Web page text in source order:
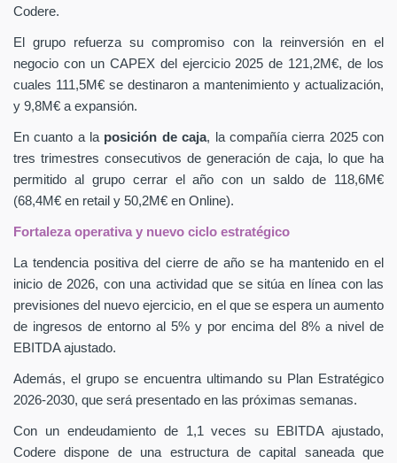
Codere.
El grupo refuerza su compromiso con la reinversión en el
negocio con un CAPEX del ejercicio 2025 de 121,2M€, de los
cuales 111,5M€ se destinaron a mantenimiento y actualización,
y 9,8M€ a expansión.
En cuanto a la posición de caja, la compañía cierra 2025 con
tres trimestres consecutivos de generación de caja, lo que ha
permitido al grupo cerrar el año con un saldo de 118,6M€
(68,4M€ en retail y 50,2M€ en Online).
Fortaleza operativa y nuevo ciclo estratégico
La tendencia positiva del cierre de año se ha mantenido en el
inicio de 2026, con una actividad que se sitúa en línea con las
previsiones del nuevo ejercicio, en el que se espera un aumento
de ingresos de entorno al 5% y por encima del 8% a nivel de
EBITDA ajustado.
Además, el grupo se encuentra ultimando su Plan Estratégico
2026-2030, que será presentado en las próximas semanas.
Con un endeudamiento de 1,1 veces su EBITDA ajustado,
Codere dispone de una estructura de capital saneada que